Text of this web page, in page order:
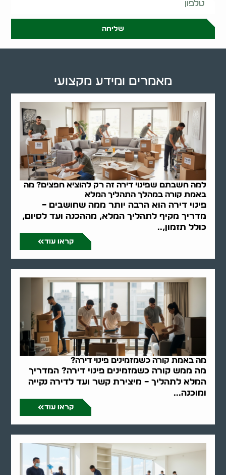
שליחה
למה חשבתם שפינוי דירה זה רק להוציא חפצים? מה
באמת קורה במהלך התהליך המלא
פינוי דירה הוא הרבה יותר ממה שחושבים –
מדריך מקיף לתהליך המלא, מההכנה ועד לסיום,
כולל תזמון,..
קראו עוד
מה באמת קורה כשמזמינים פינוי דירה?
מה ממש קורה כשמזמינים פינוי דירה? המדריך
המלא לתהליך – מיצירת קשר ועד לדירה נקייה
ומוכנה...
קראו עוד
מאמרים ומידע מקצועי